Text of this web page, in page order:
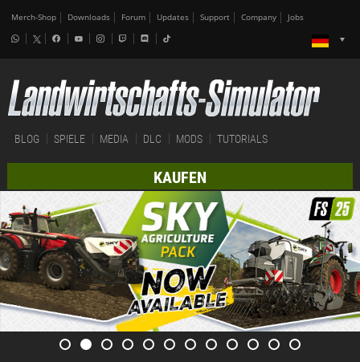
Merch-Shop Downloads Forum Updates Support Company Jobs
BLOG SPIELE MEDIA DLC MODS TUTORIALS
KAUFEN